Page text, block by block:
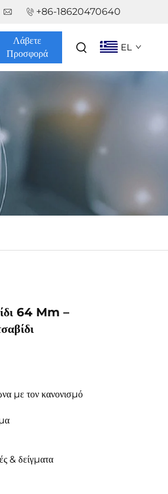
+86-18620470640
Λάβετε
Προσφορά
EL
64 Mm –
με τον κανονισμό
& δείγματα